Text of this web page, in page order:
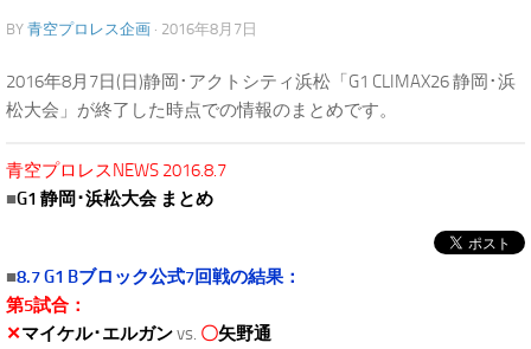
BY 青空プロレス企画 · 2016年8月7日
2016年8月7日(日)静岡･アクトシティ浜松「G1 CLIMAX26 静岡･浜
松大会」が終了した時点での情報のまとめです。
青空プロレスNEWS 2016.8.7
■G1 静岡･浜松大会 まとめ
■8.7 G1 Bブロック公式7回戦の結果：
第5試合：
✕マイケル･エルガンvs. 〇矢野通